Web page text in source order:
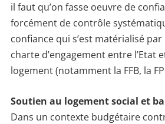
il faut qu’on fasse oeuvre de
forcément de contrôle
confiance qui s’est matérialisé
charte d’engagement entre l’Etat
logement (notamment la FFB, la
Soutien au logement social et
Dans un contexte budgétaire